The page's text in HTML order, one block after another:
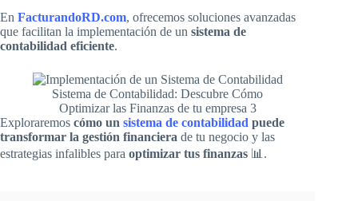
En FacturandoRD.com, ofrecemos soluciones avanzadas
que facilitan la implementación de un sistema de
contabilidad eficiente.
Sistema de Contabilidad: Descubre Cómo
Optimizar las Finanzas de tu empresa 3
Exploraremos cómo un sistema de contabilidad puede
transformar la gestión financiera de tu negocio y las
estrategias infalibles para optimizar tus finanzas 📊.